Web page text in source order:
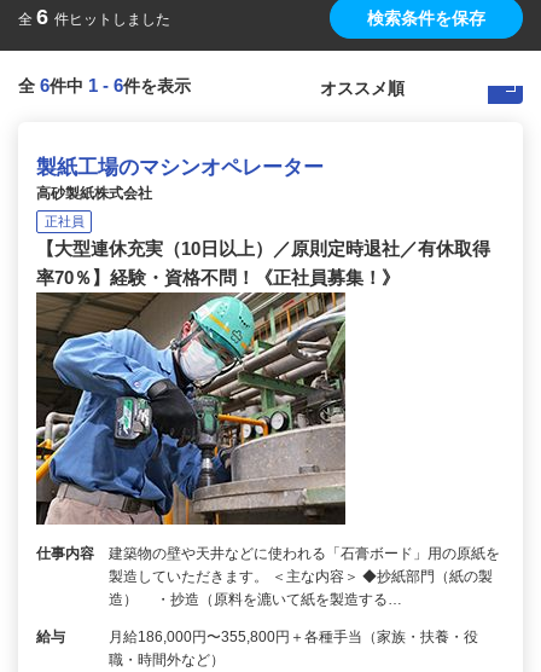
全 6 件ヒットしました 検索条件を保存
全 6件中 1 - 6件を表示
製紙工場のマシンオペレーター
高砂製紙株式会社
正社員
【大型連休充実（10日以上）／原則定時退社／有休取得
率70％】経験・資格不問！《正社員募集！》
仕事内容
建築物の壁や天井などに使われる「石膏ボード」用の原紙を
製造していただきます。 ＜主な内容＞ ◆抄紙部門（紙の製
造） ・抄造（原料を漉いて紙を製造する…
給与
月給186,000円〜355,800円＋各種手当（家族・扶養・役
職・時間外など）